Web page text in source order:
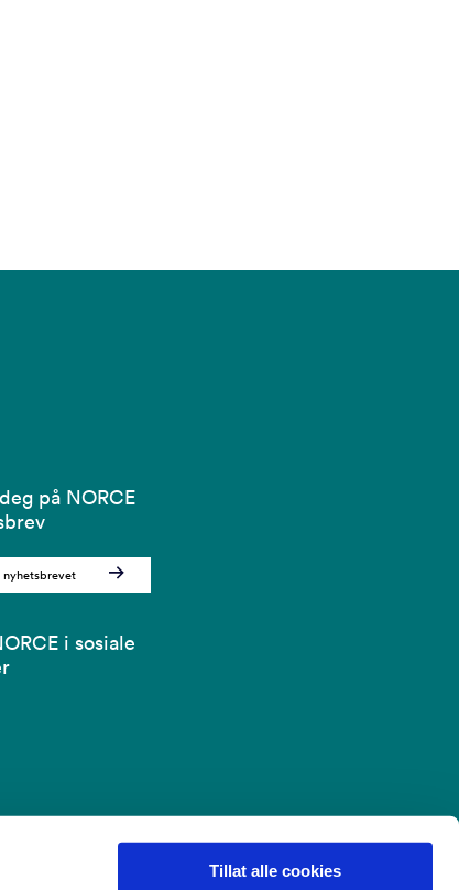
Tillat alle cookies
på NORCE
nyhetsbrevet
i sosiale